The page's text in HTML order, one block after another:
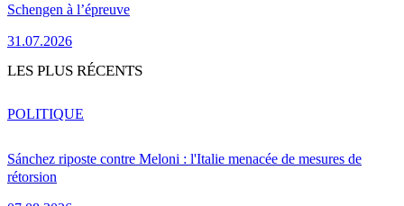
Schengen à l’épreuve
31.07.2026
LES PLUS RÉCENTS
Sánchez riposte contre Meloni : l'Italie menacée de mesures de
rétorsion
POLITIQUE